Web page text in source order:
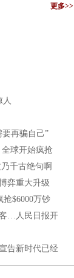
更多>>
人
再骗自己”
球开始疯抢
千古绝句啊
弈重大升级
抢$6000万钞
…人民日报开
告新时代已经